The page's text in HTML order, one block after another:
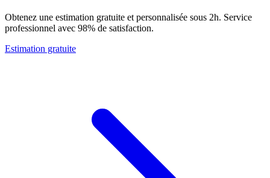
Obtenez une estimation gratuite et personnalisée sous 2h. Service
professionnel avec 98% de satisfaction.
Estimation gratuite